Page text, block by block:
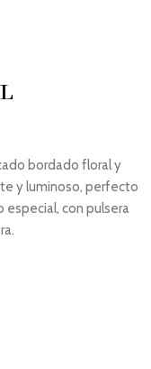
bordado floral y
y luminoso, perfecto
especial, con pulsera